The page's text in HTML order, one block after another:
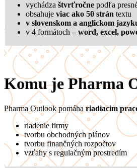
vychádza štvrťročne podľa
obsahuje viac ako 50 strán textu
v slovenskom a anglickom
v 4 formátoch – word, excel,
Komu je Pharma
Pharma Outlook pomáha riadiacim
riadenie firmy
tvorbu obchodných plánov
tvorbu finančných rozpočtov
vzťahy s regulačným prostredím